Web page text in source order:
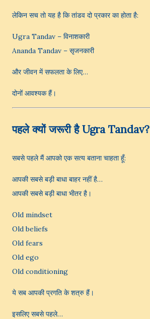
लेकिन सच तो यह है कि तांडव दो प्रकार का होता है:
Ugra Tandav – विनाशकारी
Ananda Tandav – सृजनकारी
और जीवन में सफलता के लिए…
दोनों आवश्यक हैं।
पहले क्यों जरूरी है Ugra Tandav?
सबसे पहले मैं आपको एक सत्य बताना चाहता हूँ:
आपकी सबसे बड़ी बाधा बाहर नहीं है…
आपकी सबसे बड़ी बाधा भीतर है।
Old mindset
Old beliefs
Old fears
Old ego
Old conditioning
ये सब आपकी प्रगति के शत्रु हैं।
इसलिए सबसे पहले…